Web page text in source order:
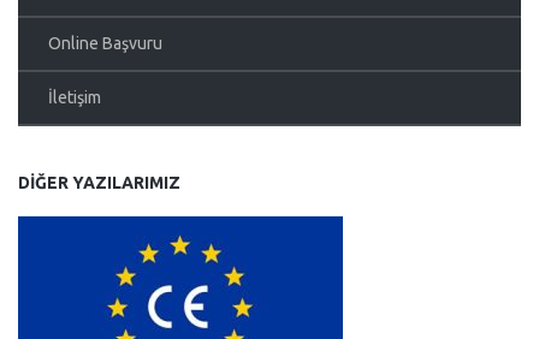
Online Başvuru
İletişim
DIĞER YAZILARIMIZ